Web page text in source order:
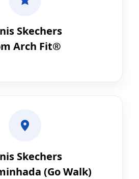
Skechers
Arch Fit®
Skechers
(Go Walk)